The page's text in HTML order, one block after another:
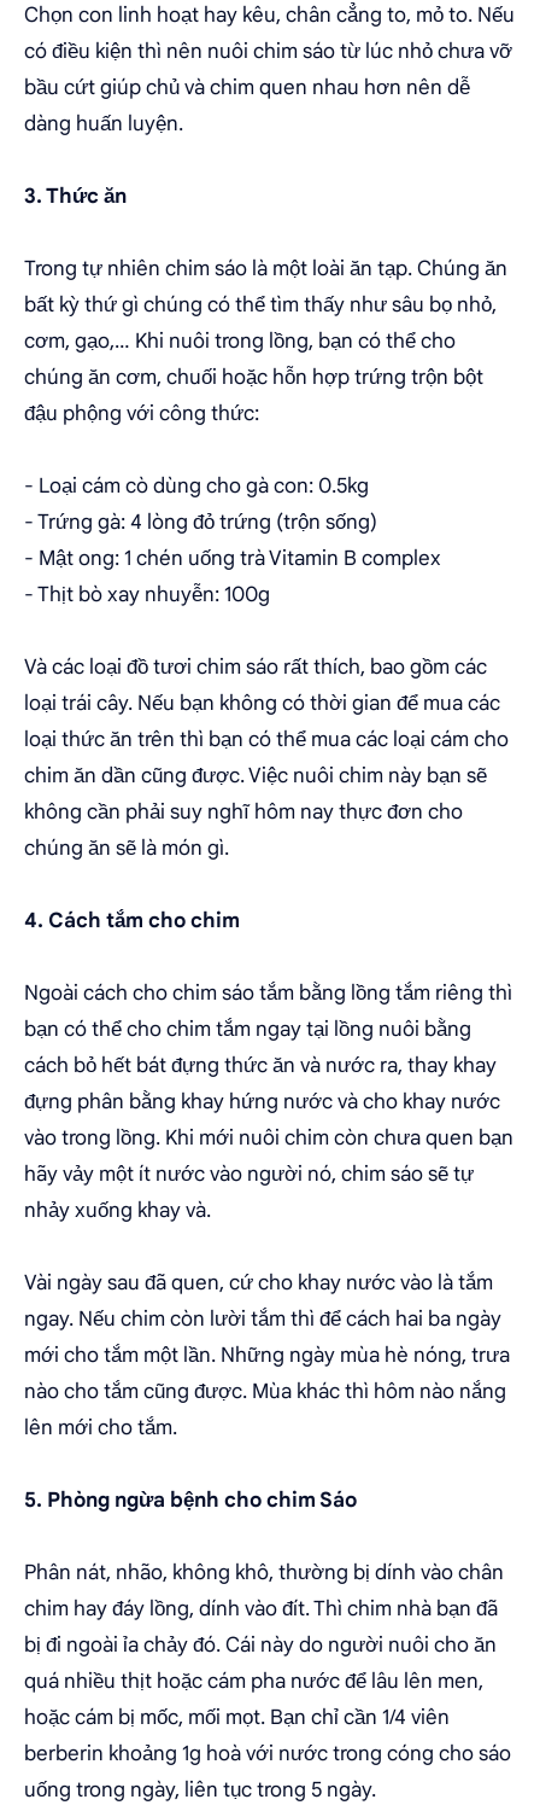
Chọn con linh hoạt hay kêu, chân cẳng to, mỏ to. Nếu
có điều kiện thì nên nuôi chim sáo từ lúc nhỏ chưa vỡ
bầu cứt giúp chủ và chim quen nhau hơn nên dễ
dàng huấn luyện.
3. Thức ăn
Trong tự nhiên chim sáo là một loài ăn tạp. Chúng ăn
bất kỳ thứ gì chúng có thể tìm thấy như sâu bọ nhỏ,
cơm, gạo,… Khi nuôi trong lồng, bạn có thể cho
chúng ăn cơm, chuối hoặc hỗn hợp trứng trộn bột
đậu phộng với công thức:
- Loại cám cò dùng cho gà con: 0.5kg
- Trứng gà: 4 lòng đỏ trứng (trộn sống)
- Mật ong: 1 chén uống trà Vitamin B complex
- Thịt bò xay nhuyễn: 100g
Và các loại đồ tươi chim sáo rất thích, bao gồm các
loại trái cây. Nếu bạn không có thời gian để mua các
loại thức ăn trên thì bạn có thể mua các loại cám cho
chim ăn dần cũng được. Việc nuôi chim này bạn sẽ
không cần phải suy nghĩ hôm nay thực đơn cho
chúng ăn sẽ là món gì.
4. Cách tắm cho chim
Ngoài cách cho chim sáo tắm bằng lồng tắm riêng thì
bạn có thể cho chim tắm ngay tại lồng nuôi bằng
cách bỏ hết bát đựng thức ăn và nước ra, thay khay
đựng phân bằng khay hứng nước và cho khay nước
vào trong lồng. Khi mới nuôi chim còn chưa quen bạn
hãy vảy một ít nước vào người nó, chim sáo sẽ tự
nhảy xuống khay và.
Vài ngày sau đã quen, cứ cho khay nước vào là tắm
ngay. Nếu chim còn lười tắm thì để cách hai ba ngày
mới cho tắm một lần. Những ngày mùa hè nóng, trưa
nào cho tắm cũng được. Mùa khác thì hôm nào nắng
lên mới cho tắm.
5. Phòng ngừa bệnh cho chim Sáo
Phân nát, nhão, không khô, thường bị dính vào chân
chim hay đáy lồng, dính vào đít. Thì chim nhà bạn đã
bị đi ngoài ỉa chảy đó. Cái này do người nuôi cho ăn
quá nhiều thịt hoặc cám pha nước để lâu lên men,
hoặc cám bị mốc, mối mọt. Bạn chỉ cần 1/4 viên
berberin khoảng 1g hoà với nước trong cóng cho sáo
uống trong ngày, liên tục trong 5 ngày.